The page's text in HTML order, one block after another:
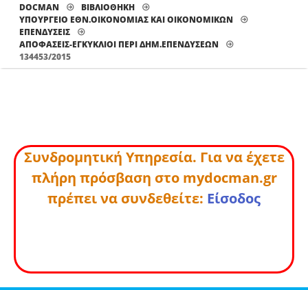
DOCMAN
ΒΙΒΛΙΟΘΗΚΗ
ΥΠΟΥΡΓΕΙΟ ΕΘΝ.ΟΙΚΟΝΟΜΙΑΣ ΚΑΙ ΟΙΚΟΝΟΜΙΚΩΝ
ΕΠΕΝΔΥΣΕΙΣ
ΑΠΟΦΆΣΕΙΣ-ΕΓΚΎΚΛΙΟΙ ΠΕΡΊ ΔΗΜ.ΕΠΕΝΔΎΣΕΩΝ
134453/2015
Συνδρομητική Υπηρεσία. Για να έχετε
πλήρη πρόσβαση στο mydocman.gr
πρέπει να συνδεθείτε: Είσοδος